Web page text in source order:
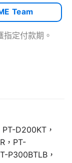
Team
定付款期。
D200KT，
，PT-
P300BTLB，